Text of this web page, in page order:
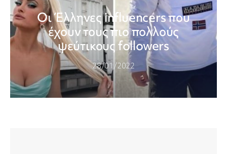
Οι Έλληνες influencers που
έχουν τους πιο πολλούς
ψεύτικους followers
28/01/2022